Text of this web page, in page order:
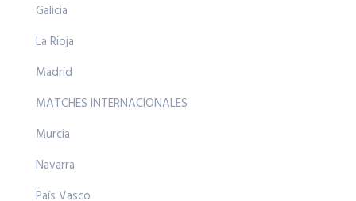
Galicia
La Rioja
Madrid
MATCHES INTERNACIONALES
Murcia
Navarra
País Vasco